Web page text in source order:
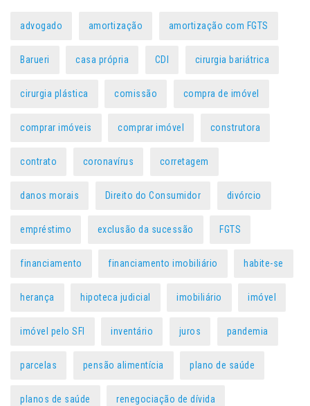
advogado amortização amortização com FGTS
Barueri casa própria CDI cirurgia bariátrica
cirurgia plástica comissão compra de imóvel
comprar imóveis comprar imóvel construtora
contrato coronavírus corretagem
danos morais Direito do Consumidor divórcio
empréstimo exclusão da sucessão FGTS
financiamento financiamento imobiliário habite-se
herança hipoteca judicial imobiliário imóvel
imóvel pelo SFI inventário juros pandemia
parcelas pensão alimentícia plano de saúde
planos de saúde renegociação de dívida